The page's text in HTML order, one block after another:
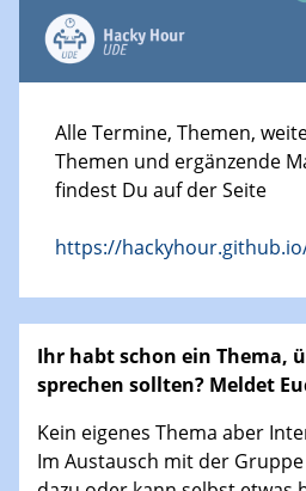
Alle Termine, Themen,
Themen und ergänzende
findest Du auf der Seite
https://
​Ihr habt schon ein Thema,
sprechen sollten? Meldet
Kein eigenes Thema aber
Im Austausch mit der